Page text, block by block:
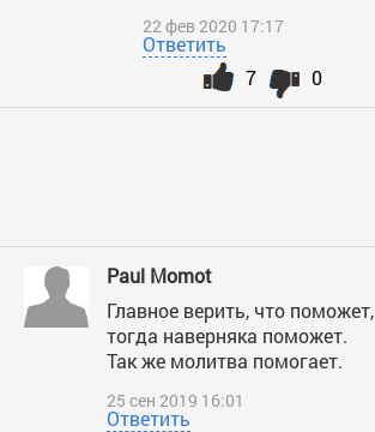
22 фев 2020 17:17
Ответить
0
7
Paul Momot
Главное верить, что поможет,
тогда наверняка поможет.
Так же молитва помогает.
25 сен 2019 16:01
Ответить